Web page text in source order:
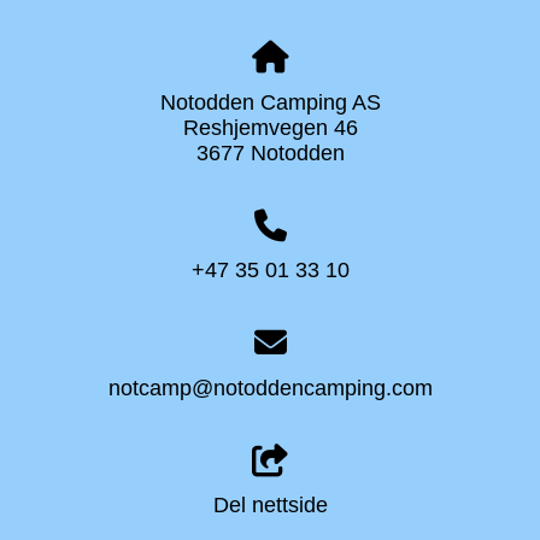
Notodden Camping AS
Reshjemvegen 46
3677 Notodden
+47 35 01 33 10
notcamp@notoddencamping.com
Del nettside